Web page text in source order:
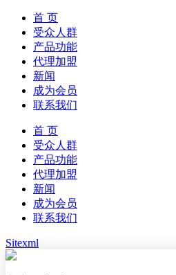
首 页
受众人群
产品功能
代理加盟
新闻
成为会员
联系我们
首 页
受众人群
产品功能
代理加盟
新闻
成为会员
联系我们
Sitexml